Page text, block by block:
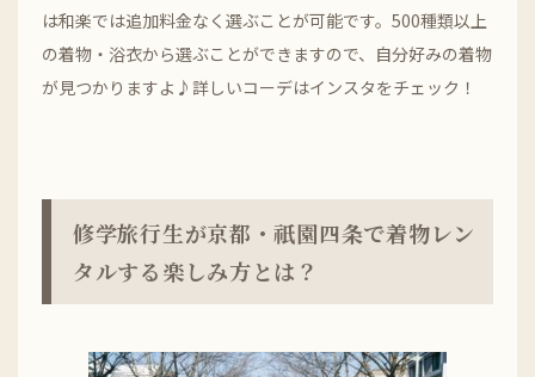
は和楽では追加料金なく選ぶことが可能です。500種類以上
の着物・浴衣から選ぶことができますので、自分好みの着物
が見つかりますよ♪詳しいコーデはインスタをチェック！
修学旅行生が京都・祇園四条で着物レン
タルする楽しみ方とは？